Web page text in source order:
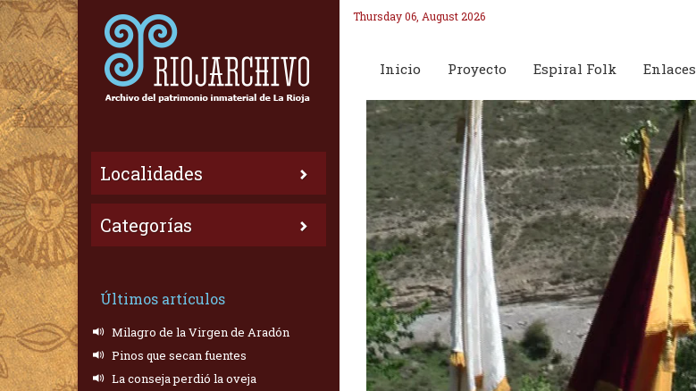
Localidades
Categorías
Últimos artículos
Milagro de la Virgen de Aradón
Pinos que secan fuentes
La conseja perdió la oveja
Thursday 06, August 2026
Inicio Proyecto Espiral Folk Enlaces